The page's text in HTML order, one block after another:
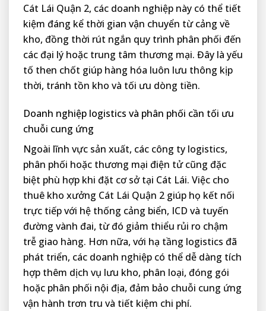
Cát Lái Quận 2, các doanh nghiệp này có thể tiết
kiệm đáng kể thời gian vận chuyển từ cảng về
kho, đồng thời rút ngắn quy trình phân phối đến
các đại lý hoặc trung tâm thương mại. Đây là yếu
tố then chốt giúp hàng hóa luôn lưu thông kịp
thời, tránh tồn kho và tối ưu dòng tiền.
Doanh nghiệp logistics và phân phối cần tối ưu
chuỗi cung ứng
Ngoài lĩnh vực sản xuất, các công ty logistics,
phân phối hoặc thương mại điện tử cũng đặc
biệt phù hợp khi đặt cơ sở tại Cát Lái. Việc cho
thuê kho xưởng Cát Lái Quận 2 giúp họ kết nối
trực tiếp với hệ thống cảng biển, ICD và tuyến
đường vành đai, từ đó giảm thiểu rủi ro chậm
trễ giao hàng. Hơn nữa, với hạ tầng logistics đã
phát triển, các doanh nghiệp có thể dễ dàng tích
hợp thêm dịch vụ lưu kho, phân loại, đóng gói
hoặc phân phối nội địa, đảm bảo chuỗi cung ứng
vận hành trơn tru và tiết kiệm chi phí.